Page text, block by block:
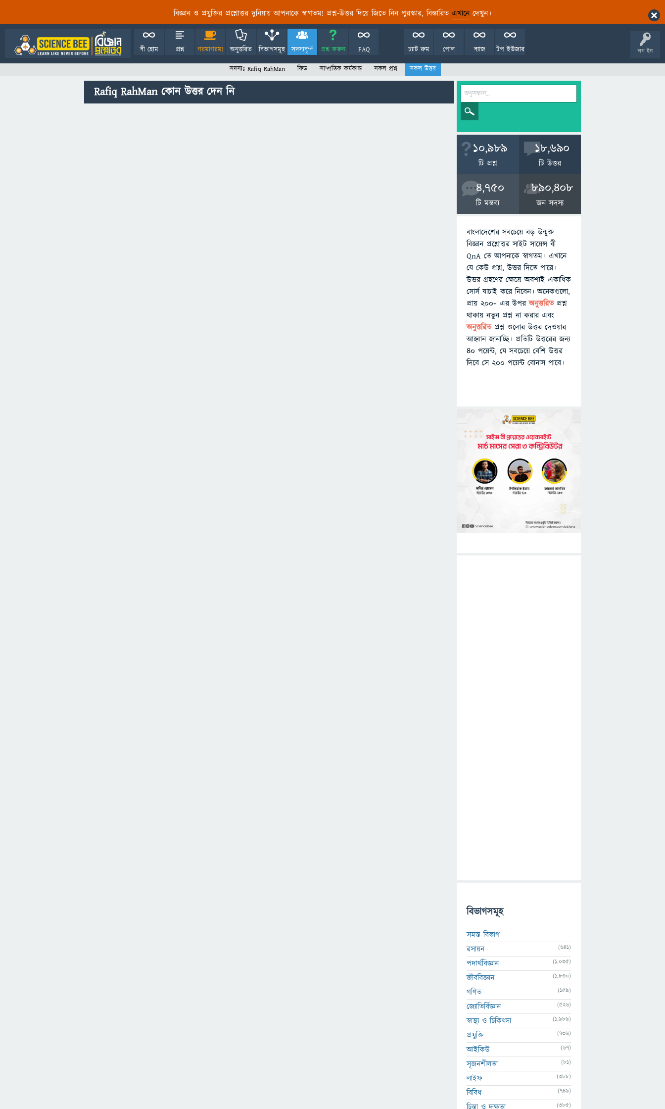
বিজ্ঞান ও প্রযুক্তির প্রশ্নোত্তর দুনিয়ায় আপনাকে স্বাগতম! প্রশ্ন-উত্তর দিয়ে জিতে নিন পুরস্কার, বিস্তারিত এখানেদেখুন।
লগ ইন
বী হোম প্রশ্ন গরমাগরম! অনুত্তরিত বিভাগসমূহ সদস্যবৃন্দ প্রশ্ন করুন FAQ টপ ইউজার
ব্যাজ
পোল
চ্যাট রুম
সদস্যঃ Rafiq RahMan ফিড সাম্প্রতিক কর্মকান্ড সকল প্রশ্ন সকল উত্তর
Rafiq RahMan কোন উত্তর দেন নি
10,989
টি প্রশ্ন
18,690
টি উত্তর
4,750
টি মন্তব্য
890,408
জন সদস্য
বাংলাদেশের সবচেয়ে বড় উন্মুক্ত
বিজ্ঞান প্রশ্নোত্তর সাইট সায়েন্স বী
QnA তে আপনাকে স্বাগতম। এখানে
যে কেউ প্রশ্ন, উত্তর দিতে পারে।
উত্তর গ্রহণের ক্ষেত্রে অবশ্যই একাধিক
সোর্স যাচাই করে নিবেন। অনেকগুলো,
প্রায় ২০০+ এর উপরঅনুত্তরিতপ্রশ্ন
থাকায় নতুন প্রশ্ন না করার এবং
অনুত্তরিত প্রশ্ন গুলোর উত্তর দেওয়ার
আহ্বান জানাচ্ছি। প্রতিটি উত্তরের জন্য
৪০ পয়েন্ট, যে সবচেয়ে বেশি উত্তর
দিবে সে ২০০ পয়েন্ট বোনাস পাবে।
বিভাগসমূহ
সমস্ত বিভাগ
রসায়ন
(641)
পদার্থবিজ্ঞান (1,035)
জীববিজ্ঞান (1,830)
গণিত (159)
জ্যোতির্বিজ্ঞান (526)
স্বাস্থ্য ও চিকিৎসা (1,989)
প্রযুক্তি (736)
আইকিউ (67)
সৃজনশীলতা (81)
লাইফ (388)
বিবিধ (749)
চিন্তা ও দক্ষতা (385)